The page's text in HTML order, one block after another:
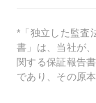
*「独立した監査
書」は、当社が
関する保証報告
であり、その原